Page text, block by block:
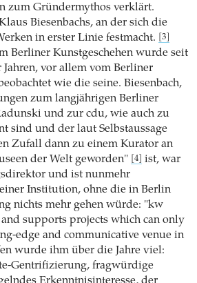
zum Gründermythos verklärt.
Biesenbachs, an der sich die
in erster Linie festmacht.
[3]
Berliner Kunstgeschehen wurde seit
vor allem vom Berliner
wie die seine. Biesenbach,
zum langjährigen Berliner
und zur cdu, wie auch zu
sind und der laut Selbstaussage
Zufall dann zu einem Kurator an
der Welt geworden"
[4]
ist, war
und ist nunmehr
Institution, ohne die in Berlin
nichts mehr gehen würde: "kw
supports projects which can only
edge and communicative venue in
wurde ihm über die Jahre viel:
Gentrifizierung, fragwürdige